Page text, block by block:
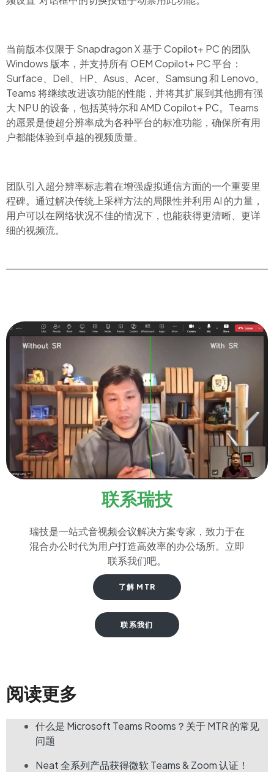
当前版本仅限于SnapdragonX基于Copilot+ PC 的团队
Windows 版本，并支持所有OEM Copilot+ PC平台：
Surface、Dell、HP、Asus、Acer、Samsung 和 Lenovo。
Teams将继续改进该功能的性能，并将其扩展到其他拥有强
大 NPU 的设备，包括英特尔和AMD Copilot+ PC。Teams
的愿景是使超分辨率成为各种平台的标准功能，确保所有用
户都能体验到卓越的视频质量。
团队引入超分辨率标志着在增强虚拟通信方面的一个重要里
程碑。通过解决传统上采样方法的局限性并利用AI 的力量，
用户可以在网络状况不佳的情况下，也能获得更清晰、更详
细的视频流。
联系瑞技
瑞技是一站式音视频会议解决方案专家，致力于在
混合办公时代为用户打造高效率的办公场所。立即
联系我们吧。
了解 MTR
联系我们
阅读更多
什么是 Microsoft Teams Rooms？关于 MTR 的常见
问题
Neat 全系列产品获得微软 Teams & Zoom 认证！